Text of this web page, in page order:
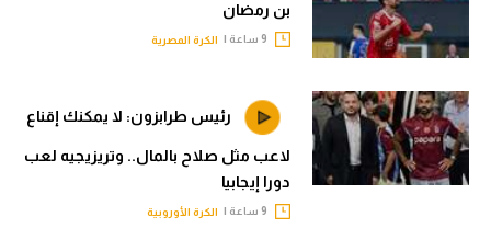
بن رمضان
الكرة المصرية
رئيس طرابزون: لا يمكنك إقناع
لاعب مثل صلاح بالمال.. وتريزيجيه لعب
دورا إيجابيا
الكرة الأوروبية